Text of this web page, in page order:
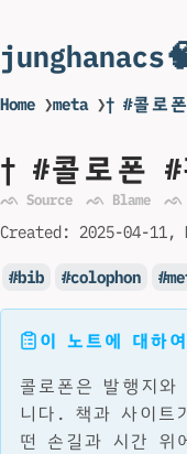
Home ❯meta ❯† #콜로
† #콜로폰 #
ᨒ Source ᨒ Blame ᨒ
Created: 2025-04-11
bib colophon
이 노트에 대하여
콜로폰은 발행지
니다. 책과 사이트
떤 손길과 시간 위